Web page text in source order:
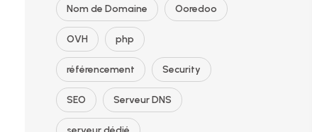
Nom de Domaine Ooredoo
OVH php
référencement Security
SEO Serveur DNS